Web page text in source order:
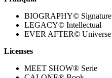
BIOGRAPHY© Signature
LEGACY© Intellectual
EVER AFTER© Universe
Licenses
MEET SHOW® Serie